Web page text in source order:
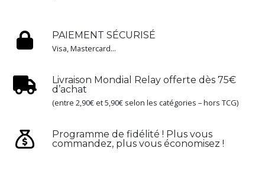
PAIEMENT SÉCURISÉ
Visa, Mastercard...
Livraison Mondial Relay offerte dès 75€
d’achat
(entre 2,90€ et 5,90€ selon les catégories – hors TCG)
Programme de fidélité ! Plus vous
commandez, plus vous économisez !